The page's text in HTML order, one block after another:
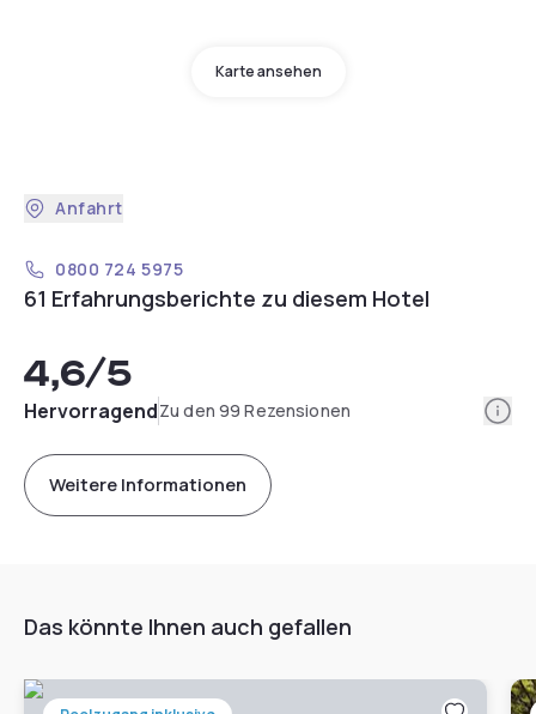
Karte ansehen
Anfahrt
0800 724 5975
61 Erfahrungsberichte zu diesem Hotel
4,6/5
HervorragendZu den 99 Rezensionen
Weitere Informationen
Das könnte Ihnen auch gefallen